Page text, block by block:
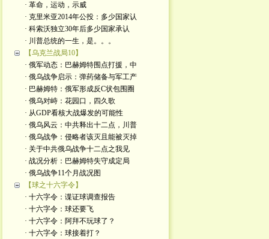
· 革命，运动，示威
· 克里米亚2014年公投：多少国家认
· 科索沃独立30年后多少国家承认
· 川普总统的一生，是。。。
【乌克兰战局10】
· 俄军动态：巴赫姆特围点打援，中
· 俄乌战争启示：弹药储备与军工产
· 巴赫姆特：俄军形成反C状包围圈
· 俄乌对峙：花园口，四久歌
· 从GDP看核大战爆发的可能性
· 俄乌风云：中共释出十二点，川普
· 俄乌战争：侵略者该灭且能被灭掉
· 关于中共俄乌战争十二点之我见
· 战况分析：巴赫姆特失守成定局
· 俄乌战争11个月战况图
【球之十六字令】
· 十六字令：谍证球调查报告
· 十六字令：球还要飞
· 十六字令：阿拜不玩球了？
· 十六字令：球接着打？